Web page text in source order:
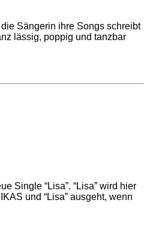
Sängerin ihre Songs schreibt
lässig, poppig und tanzbar
Single “Lisa”. “Lisa” wird hier
und “Lisa” ausgeht, wenn